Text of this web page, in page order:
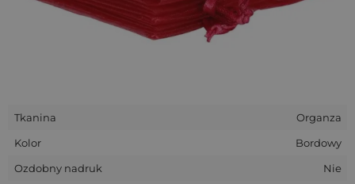
Tkanina
Organza
Kolor
Bordowy
Ozdobny nadruk
Nie